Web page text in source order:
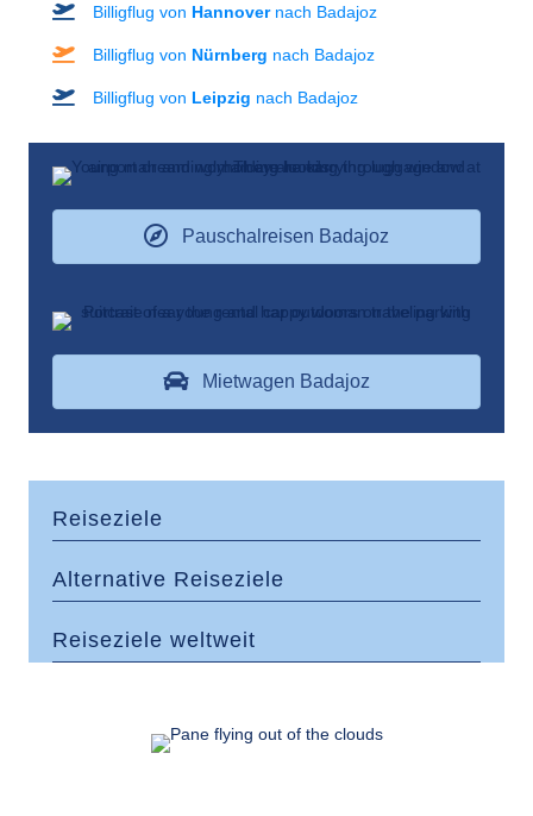
Billigflug von Hannovernach Badajoz
Billigflug von Nürnberg nach Badajoz
Billigflug von Leipzig nach Badajoz
Pauschalreisen Badajoz
Mietwagen Badajoz
Reiseziele
Alternative Reiseziele
Reiseziele weltweit